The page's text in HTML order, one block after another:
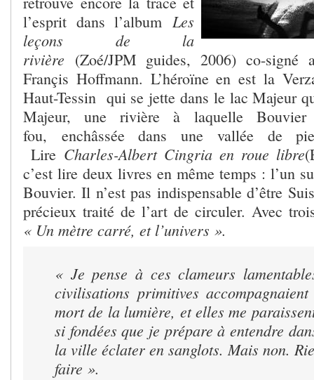
l’esprit dans l’album Les
leçons de la
rivière (Zoé/JPM guides, 2006) co-signé
Françis Hoffmann. L’héroïne en est la
Haut-Tessin qui se jette dans le lac Majeur
Majeur, une rivière à laquelle
fou, enchâssée dans une vallée de
Lire Charles-Albert Cingria en roue libre
c’est lire deux livres en même temps : l’un
Bouvier. Il n’est pas indispensable d’être
précieux traité de l’art de circuler. Avec
« Un mètre carré, et l’univers ».
« Je pense à ces clameurs
civilisations primitives
mort de la lumière, et elles me
si fondées que je prépare à entendre
la ville éclater en sanglots. Mais non.
faire ».